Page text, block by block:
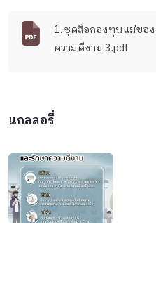
1. ชุดสื่อกองทุนแม่ข
ความดีงาม 3.pdf
แกลลอรี่